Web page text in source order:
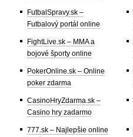
FutbalSpravy.sk –
Futbalový portál online
FightLive.sk – MMA a
bojové športy online
PokerOnline.sk – Online
poker zdarma
CasinoHryZdarma.sk –
Casino hry zadarmo
777.sk – Najlepšie online